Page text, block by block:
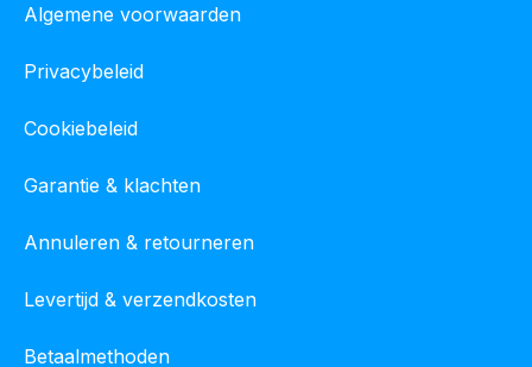
Algemene voorwaarden
Privacybeleid
Cookiebeleid
Garantie & klachten
Annuleren & retourneren
Levertijd & verzendkosten
Betaalmethoden